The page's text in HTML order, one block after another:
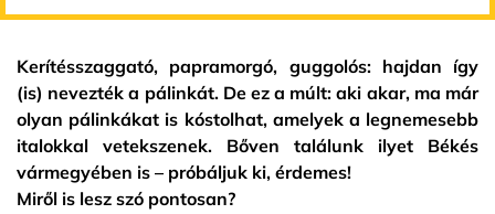
Kerítésszaggató, papramorgó, guggolós: hajdan így
(is) nevezték a pálinkát. De ez a múlt: aki akar, ma már
olyan pálinkákat is kóstolhat, amelyek a legnemesebb
italokkal vetekszenek. Bőven találunk ilyet Békés
vármegyében is – próbáljuk ki, érdemes!
Miről is lesz szó pontosan?